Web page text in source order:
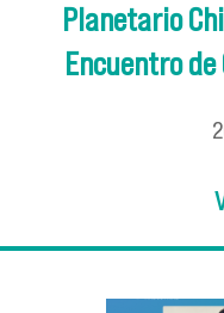
Planetario
Encuentro